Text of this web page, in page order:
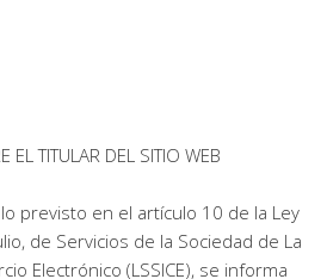
EL TITULAR DEL SITIO WEB
previsto en el artículo 10 de la Ley
de Servicios de la Sociedad de La
Electrónico (LSSICE), se informa